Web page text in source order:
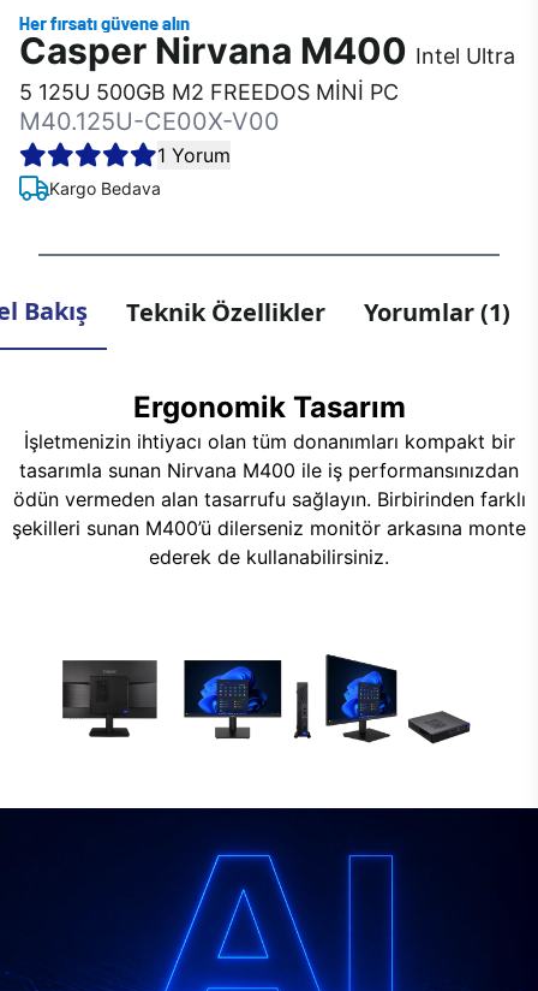
Casper Nirvana M400 Intel Ultra
5 125U 500GB M2 FREEDOS MİNİ PC
M40.125U-CE00X-V00
1 Yorum
Kargo Bedava
Bakış Teknik Özellikler Yorumlar (1)
Ergonomik Tasarım
İşletmenizin ihtiyacı olan tüm donanımları kompakt bir
tasarımla sunan Nirvana M400 ile iş performansınızdan
ödün vermeden alan tasarrufu sağlayın. Birbirinden farklı
şekilleri sunan M400’ü dilerseniz monitör arkasına monte
ederek de kullanabilirsiniz.